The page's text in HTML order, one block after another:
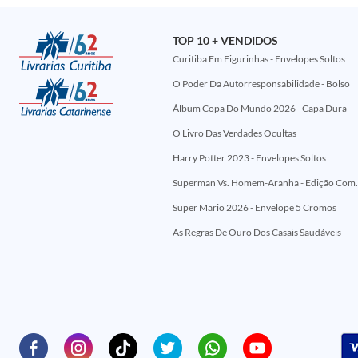
TOP 10 + VENDIDOS
Curitiba Em Figurinhas - Envelopes Soltos
O Poder Da Autorresponsabilidade - Bolso
Álbum Copa Do Mundo 2026 - Capa Dura
O Livro Das Verdades Ocultas
Harry Potter 2023 - Envelopes Soltos
Superman Vs. Homem-
Super Mario 2026 - Envelope 5 Cromos
As Regras De Ouro Dos Casais Saudáveis